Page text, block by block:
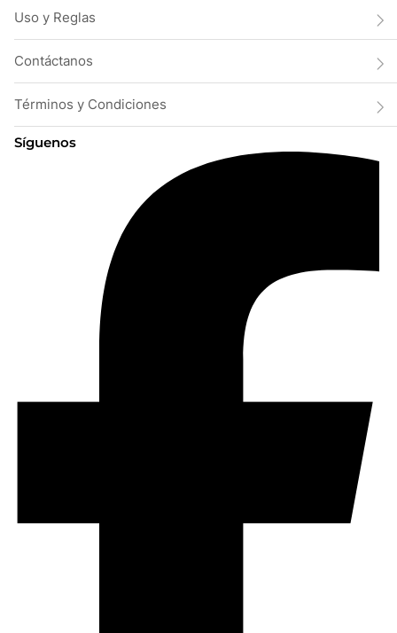
Uso y Reglas
Contáctanos
Términos y Condiciones
Síguenos